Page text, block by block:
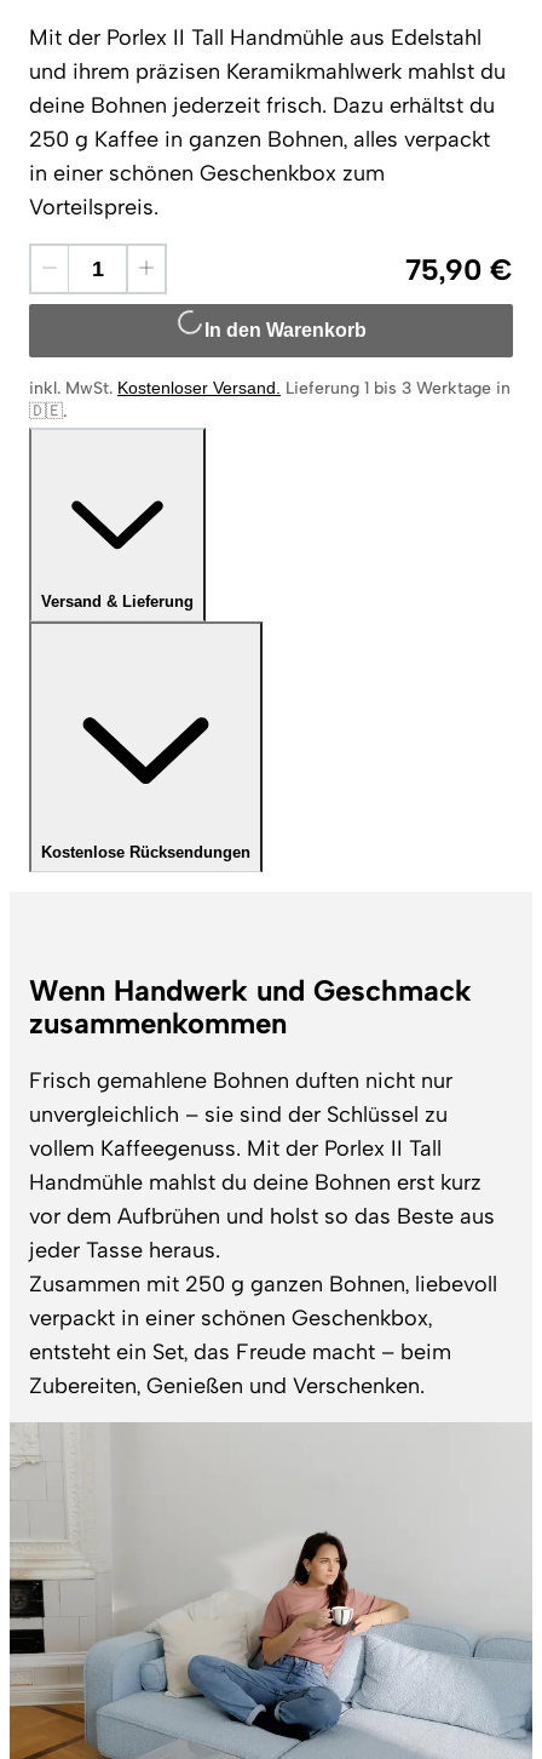
Mit der Porlex II Tall Handmühle aus Edelstahl
und ihrem präzisen Keramikmahlwerk mahlst du
deine Bohnen jederzeit frisch. Dazu erhältst du
250 g Kaffee in ganzen Bohnen, alles verpackt
in einer schönen Geschenkbox zum
Vorteilspreis.
75,90 €
In den Warenkorb
inkl. MwSt. Kostenloser Versand. Lieferung 1 bis 3 Werktage in
🇩🇪.
Versand & Lieferung
Kostenlose Rücksendungen
Wenn Handwerk und Geschmack
zusammenkommen
Frisch gemahlene Bohnen duften nicht nur
unvergleichlich – sie sind der Schlüssel zu
vollem Kaffeegenuss. Mit der Porlex II Tall
Handmühle mahlst du deine Bohnen erst kurz
vor dem Aufbrühen und holst so das Beste aus
jeder Tasse heraus.
Zusammen mit 250 g ganzen Bohnen, liebevoll
verpackt in einer schönen Geschenkbox,
entsteht ein Set, das Freude macht – beim
Zubereiten, Genießen und Verschenken.